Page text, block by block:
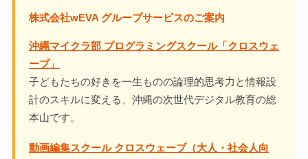
株式会社wEVA グループサービスのご案内
沖縄マイクラ部 プログラミングスクール「クロスウェ
ーブ」
子どもたちの好きを一生ものの論理的思考力と情報設
計のスキルに変える、沖縄の次世代デジタル教育の総
本山です。
動画編集スクール クロスウェーブ（大人・社会人向